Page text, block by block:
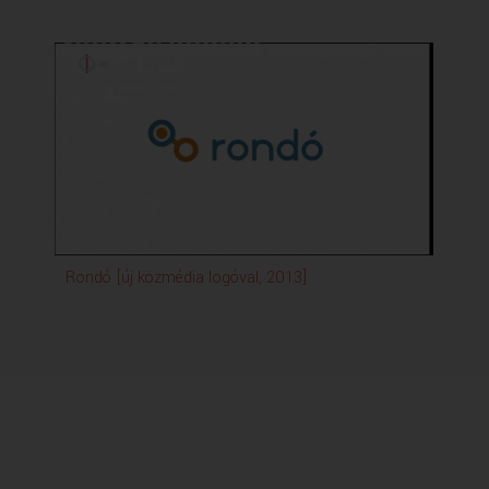
Rondó [új közmédia logóval, 2013]